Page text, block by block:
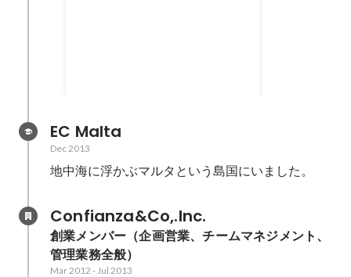
EC Malta
Dec 2013
地中海に浮かぶマルタという島国にいました。
Confianza&Co,.Inc.
創業メンバー（企画営業、チームマネジメント、
管理業務全般）
Mar 2012 -Jul 2013